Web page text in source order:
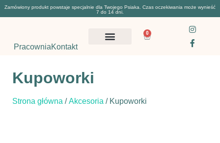
Zamówiony produkt powstaje specjalnie dla Twojego Psiaka. Czas oczekiwania może wynieść
7 do 14 dni.
PracowniaKontakt
0
Kupoworki
Strona główna /Akcesoria / Kupoworki